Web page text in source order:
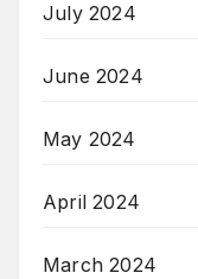
July 2024
June 2024
May 2024
April 2024
March 2024